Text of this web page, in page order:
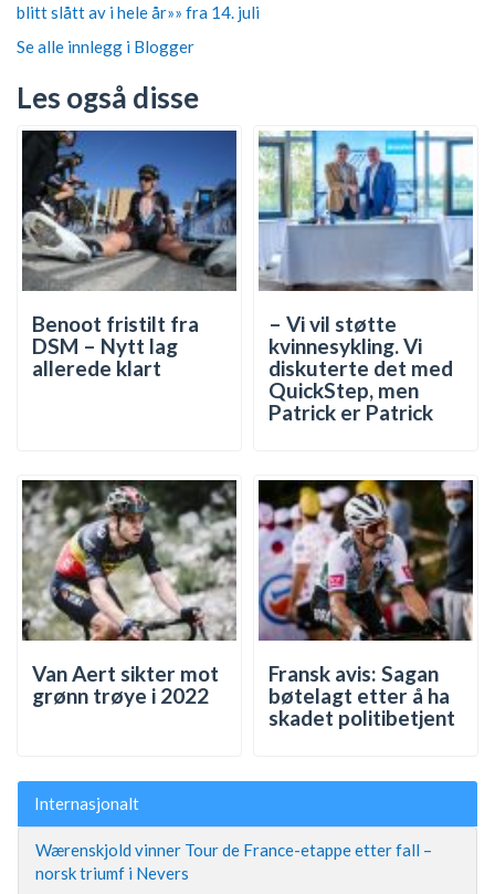
blitt slått av i hele år»» fra 14. juli
Se alle innlegg i Blogger
Les også disse
Benoot fristilt fra
DSM – Nytt lag
allerede klart
– Vi vil støtte
kvinnesykling. Vi
diskuterte det med
QuickStep, men
Patrick er Patrick
Van Aert sikter mot
grønn trøye i 2022
Fransk avis: Sagan
bøtelagt etter å ha
skadet politibetjent
Internasjonalt
Wærenskjold vinner Tour de France-etappe etter fall –
norsk triumf i Nevers